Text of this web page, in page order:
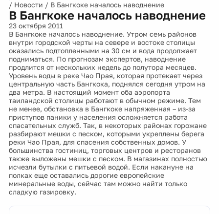
/ Новости / В Бангкоке началось наводнение
В Бангкоке началось наводнение
23 октября 2011
В Бангкоке началось наводнение. Утром семь районов
внутри городской черты на севере и востоке столицы
оказались подтопленными на 30 см и вода продолжает
подниматься. По прогнозам экспертов, наводнение
продлится от нескольких недель до полутора месяцев.
Уровень воды в реке Чао Прая, которая протекает через
центральную часть Бангкока, поднялся сегодня утром на
два метра. В настоящий момент оба аэропорта
таиландской столицы работают в обычном режиме. Тем
не менее, обстановка в Бангкоке напряженная – из-за
приступов паники у населения осложняется работа
спасательных служб. Так, в некоторых районах горожане
разбирают мешки с песком, которыми укреплены берега
реки Чао Прая, для спасения собственных домов. У
большинства гостиниц, торговых центров и ресторанов
также выложены мешки с песком. В магазинах полностью
исчезли бутылки с питьевой водой. Если накануне на
полках еще оставались дорогие европейские
минеральные воды, сейчас там можно найти только
сладкую газировку.